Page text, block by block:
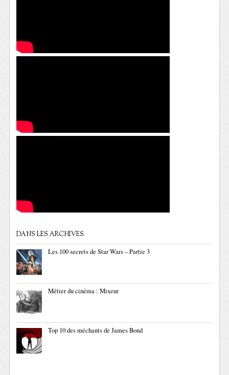
DANS LES ARCHIVES
Les 100 secrets de Star Wars – Partie 3
Métier du cinéma : Mixeur
Top 10 des méchants de James Bond